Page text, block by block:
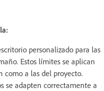
personalizado para las
Estos límites se aplican
como a las del proyecto.
se adapten correctamente a